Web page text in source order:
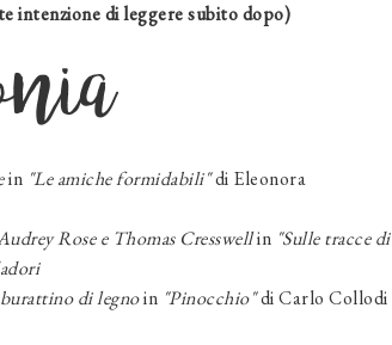
intenzione di leggere subito dopo)
in "Le amiche formidabili"di Eleonora
Rose e Thomas Cresswellin "Sulle tracce di
di legnoin "Pinocchio"di Carlo Collodi